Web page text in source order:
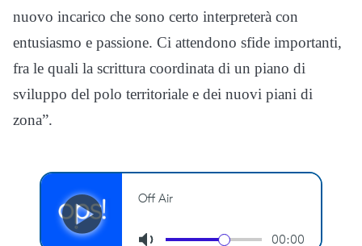
nuovo incarico che sono certo interpreterà con
entusiasmo e passione. Ci attendono sfide importanti,
fra le quali la scrittura coordinata di un piano di
sviluppo del polo territoriale e dei nuovi piani di
zona”.